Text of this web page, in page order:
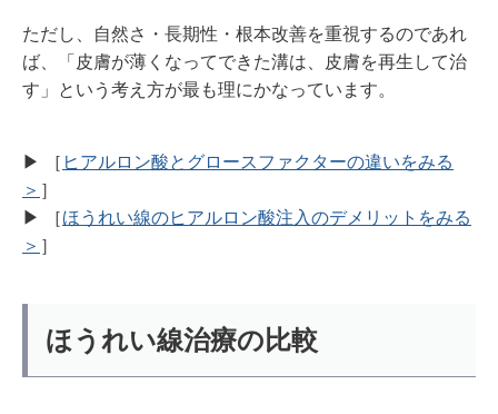
ただし、自然さ・長期性・根本改善を重視するのであれ
ば、「皮膚が薄くなってできた溝は、皮膚を再生して治
す」という考え方が最も理にかなっています。
▶︎ ［ ヒアルロン酸とグロースファクターの違いをみる
＞ ］
▶︎ ［ほうれい線のヒアルロン酸注入のデメリットをみる
＞ ］
ほうれい線治療の比較